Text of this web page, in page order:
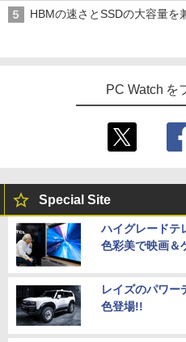
HBMの速さとSSDの大容量を
PC Watch を
Special Site
ハイグレードテ
色彩美で映画＆
レイズのパワー
色登場!!